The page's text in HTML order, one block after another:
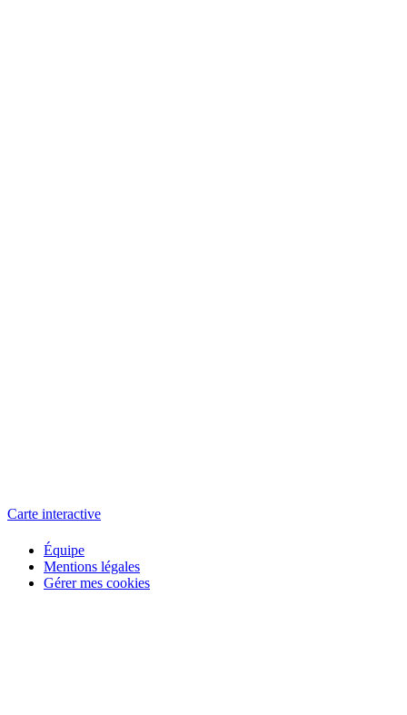
Carte interactive
Équipe
Mentions légales
Gérer mes cookies